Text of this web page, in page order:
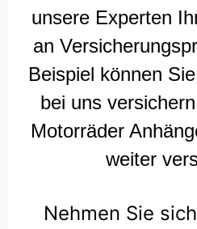
unsere Experten
an
Beispiel können
bei uns
Motorräder
weiter
Nehmen Sie